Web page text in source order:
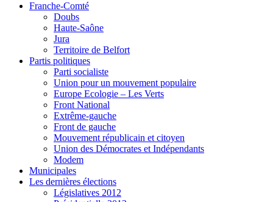
Franche-Comté
Doubs
Haute-Saône
Jura
Territoire de Belfort
Partis politiques
Parti socialiste
Union pour un mouvement populaire
Europe Ecologie – Les Verts
Front National
Extrême-gauche
Front de gauche
Mouvement républicain et citoyen
Union des Démocrates et Indépendants
Modem
Municipales
Les dernières élections
Législatives 2012